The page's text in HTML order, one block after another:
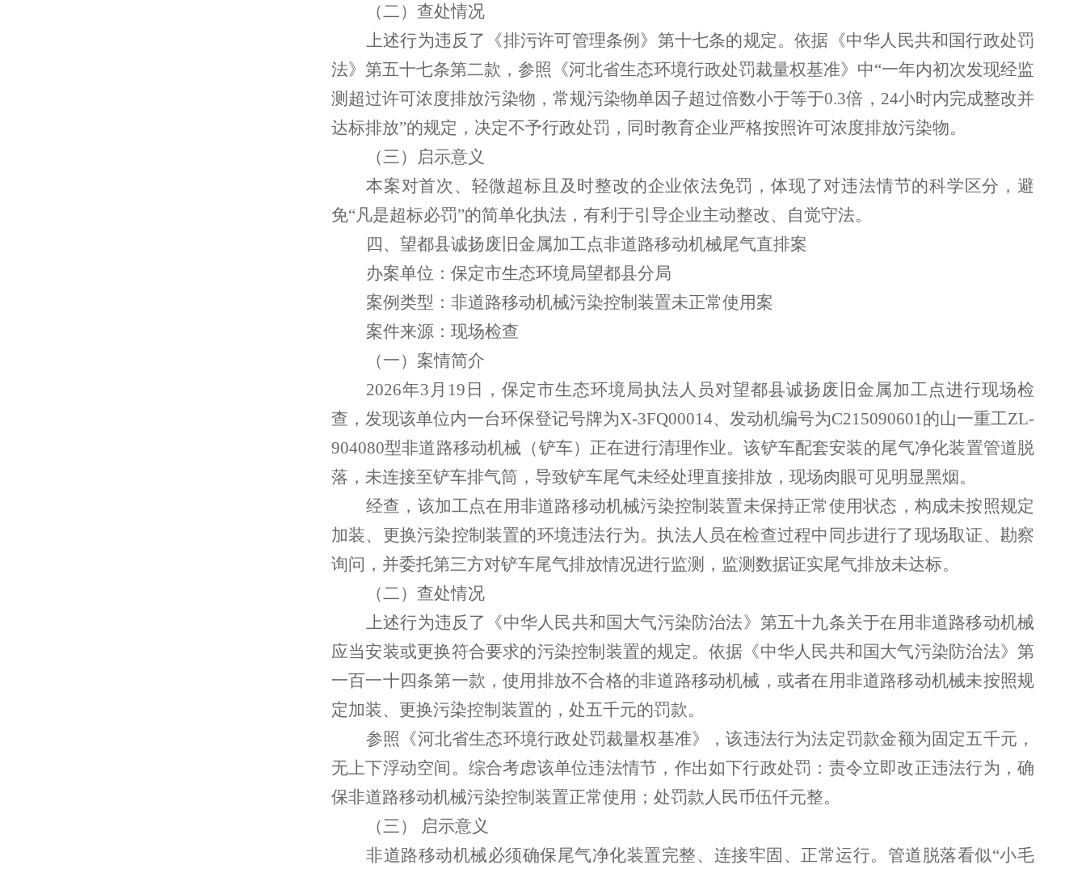
（二）查处情况
上述行为违反了《排污许可管理条例》第十七条的规定。依据《中华人民共和国行政处罚
法》第五十七条第二款，参照《河北省生态环境行政处罚裁量权基准》中“一年内初次发现经监
测超过许可浓度排放污染物，常规污染物单因子超过倍数小于等于0.3倍，24小时内完成整改并
达标排放”的规定，决定不予行政处罚，同时教育企业严格按照许可浓度排放污染物。
（三）启示意义
本案对首次、轻微超标且及时整改的企业依法免罚，体现了对违法情节的科学区分，避
免“凡是超标必罚”的简单化执法，有利于引导企业主动整改、自觉守法。
四、 望都县诚扬废旧金属加工点非道路移动机械尾气直排案
办案单位：保定市生态环境局望都县分局
案例类型：非道路移动机械污染控制装置未正常使用案
案件来源： 现场检查
（一） 案情简介
2026年3月19日，保定市生态环境局执法人员对望都县诚扬废旧金属加工点进行现场检
查，发现该单位内一台环保登记号牌为X-3FQ00014、发动机编号为C215090601的山一重工ZL-
904080型非道路移动机械（铲车）正在进行清理作业。该铲车配套安装的尾气净化装置管道脱
落，未连接至铲车排气筒，导致铲车尾气未经处理直接排放，现场肉眼可见明显黑烟。
经查，该加工点在用非道路移动机械污染控制装置未保持正常使用状态，构成未按照规定
加装、更换污染控制装置的环境违法行为。执法人员在检查过程中同步进行了现场取证、勘察
询问，并委托第三方对铲车尾气排放情况进行监测，监测数据证实尾气排放未达标。
（二） 查处情况
上述行为违反了《中华人民共和国大气污染防治法》第五十九条关于在用非道路移动机械
应当安装或更换符合要求的污染控制装置的规定。依据《中华人民共和国大气污染防治法》第
一百一十四条第一款，使用排放不合格的非道路移动机械，或者在用非道路移动机械未按照规
定加装、更换污染控制装置的，处五千元的罚款。
参照《河北省生态环境行政处罚裁量权基准》，该违法行为法定罚款金额为固定五千元，
无上下浮动空间。综合考虑该单位违法情节，作出如下行政处罚：责令立即改正违法行为，确
保非道路移动机械污染控制装置正常使用；处罚款人民币伍仟元整。
（ 三 ）
启示意义
非道路移动机械必须确保尾气净化装置完整、连接牢固、正常运行。管道脱落看似“小毛